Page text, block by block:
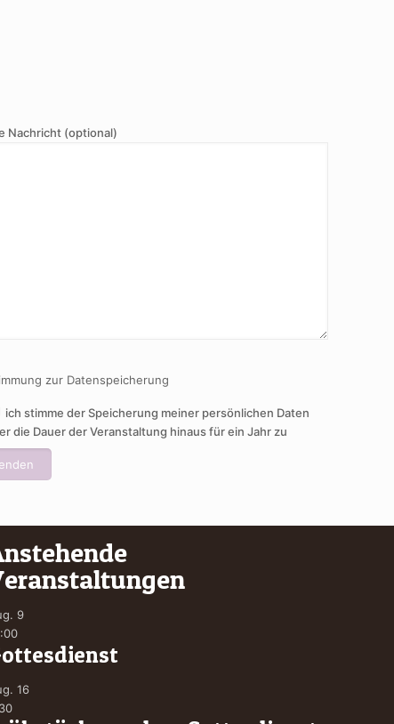
Nachricht (optional)
zur Datenspeicherung
ich stimme der Speicherung meiner persönlichen Daten
die Dauer der Veranstaltung hinaus für ein Jahr zu
9
16